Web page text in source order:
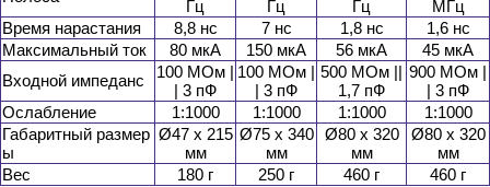
Гц
Гц
Гц
МГц
Время нарастания
8,8 нс 7 нс 1,8 нс
1,6 нс
Максимальный ток
80 мкА 150 мкА 56 мкА
45 мкА
Входной импеданс
100 МОм |
| 3 пФ
100 МОм |
| 3 пФ
500 МОм ||
1,7 пФ
900 МОм |
| 3 пФ
Ослабление
1:1000 1:1000 1:1000
1:1000
Габаритный размер
ы
Ø47 х 215
мм
Ø75 х 340
мм
Ø80 х 320
мм
Ø80 х 320
мм
Вес
180 г 250 г 460 г 460 г